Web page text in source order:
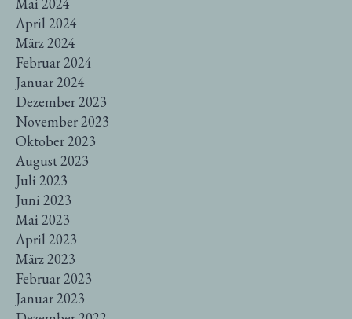
April 2024
März 2024
Februar 2024
Januar 2024
Dezember 2023
November 2023
Oktober 2023
August 2023
Juli 2023
Juni 2023
Mai 2023
April 2023
März 2023
Februar 2023
Januar 2023